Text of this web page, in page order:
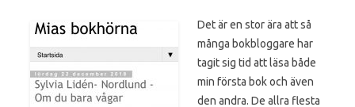
Det är en stor ära att så
många bokbloggare har
tagit sig tid att läsa både
min första bok och även
den andra. De allra flesta